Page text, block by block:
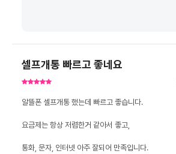
셀프개통 빠르고 좋네요